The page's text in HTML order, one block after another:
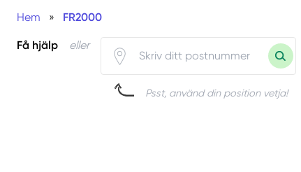
Hem » FR2000
Få hjälp eller
Psst, använd din position vetja!